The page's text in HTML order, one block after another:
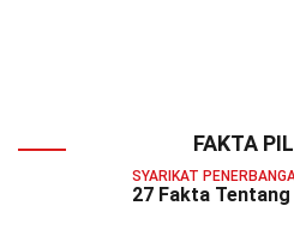
FAKTA
SYARIKAT
27 Fakta